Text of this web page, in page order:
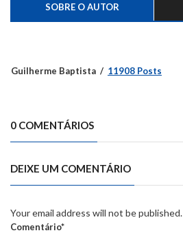
SOBRE O AUTOR
Guilherme Baptista 11908 Posts
0 COMENTÁRIOS
DEIXE UM COMENTÁRIO
Your email address will not be published.
Comentário*